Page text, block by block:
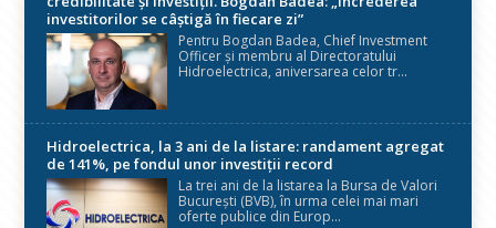
investitorilor se câștigă în fiecare zi”
Pentru Bogdan Badea, Chief Investment
Officer și membru al Directoratului
Hidroelectrica, aniversarea celor tr...
Hidroelectrica, la 3 ani de la listare: randament agregat
de 141%, pe fondul unor investiții record
La trei ani de la listarea la Bursa de Valori
București (BVB), în urma celei mai mari
oferte publice din Europ...